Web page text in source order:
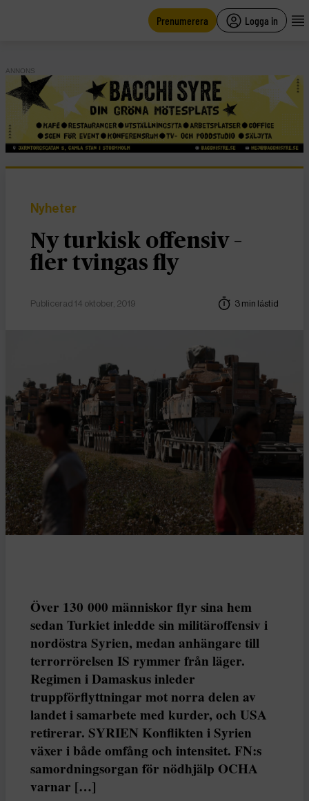
Prenumerera Logga in
ANNONS
Nyheter
Ny turkisk offensiv –
fler tvingas fly
Publicerad 14 oktober, 2019 3 min lästid
Över 130 000 människor flyr sina hem
sedan Turkiet inledde sin militäroffensiv i
nordöstra Syrien, medan anhängare till
terrorrörelsen IS rymmer från läger.
Regimen i Damaskus inleder
truppförflyttningar mot norra delen av
landet i samarbete med kurder, och USA
retirerar. SYRIEN Konflikten i Syrien
växer i både omfång och intensitet. FN:s
samordningsorgan för nödhjälp OCHA
varnar […]